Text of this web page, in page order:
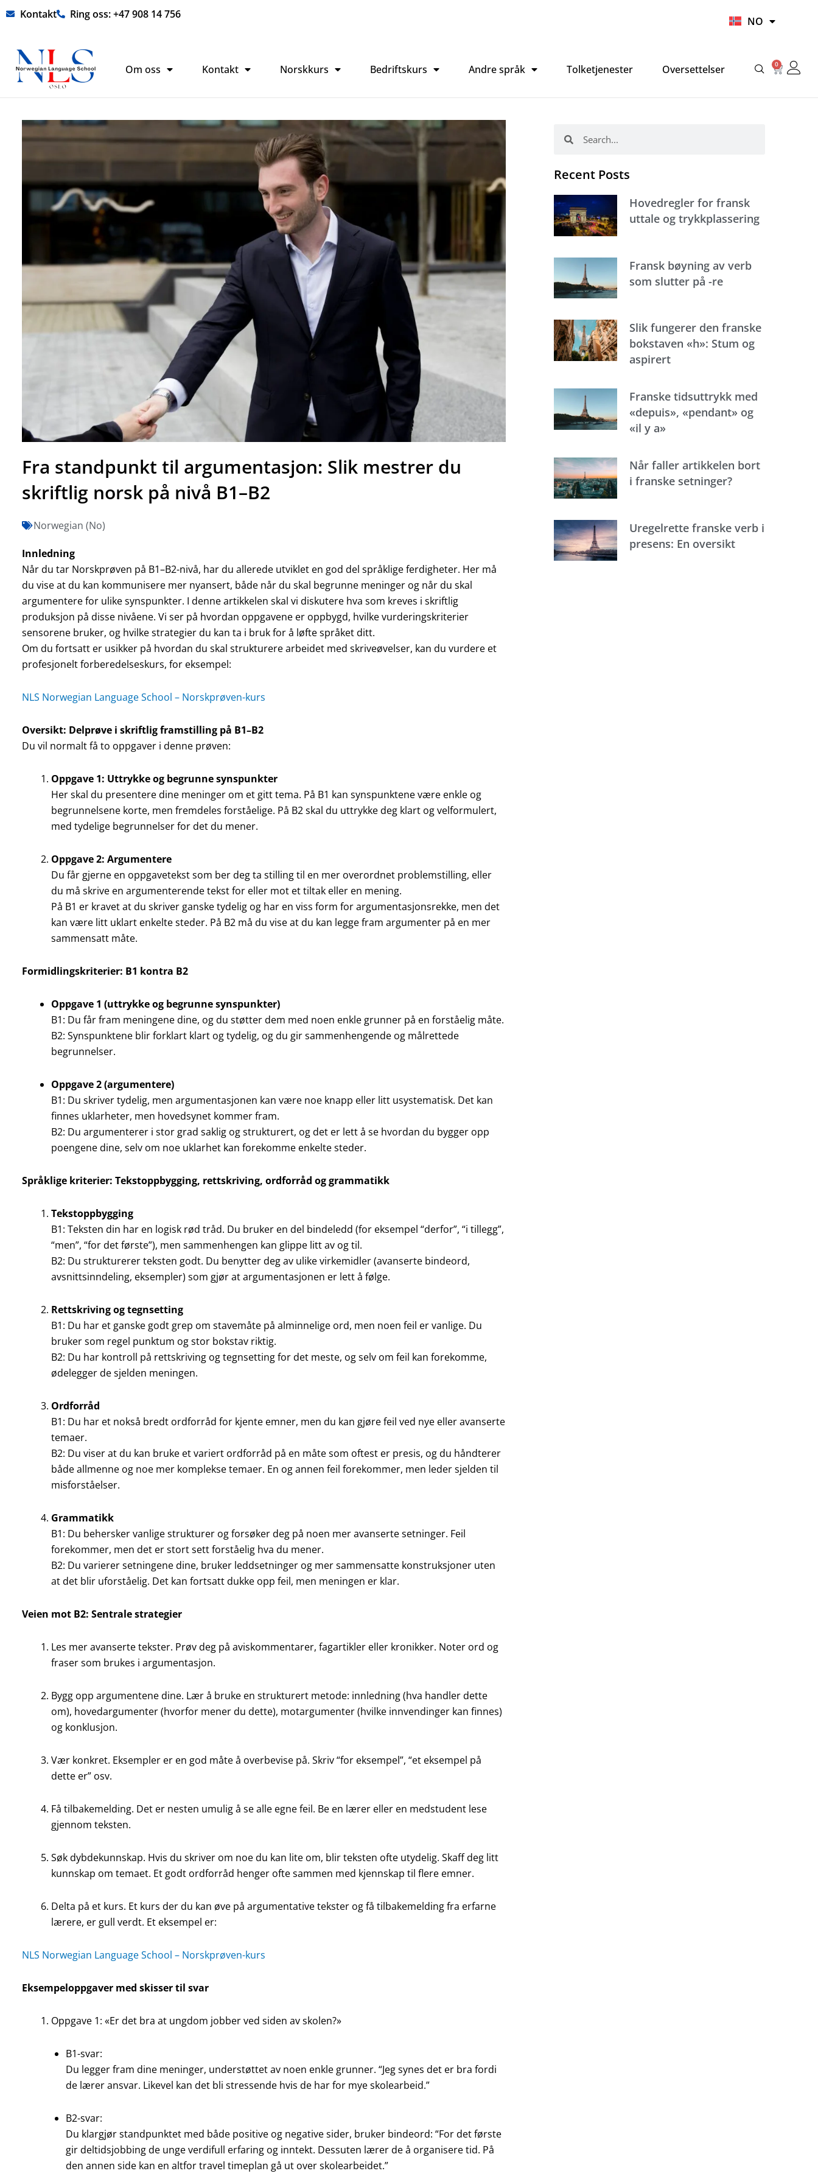
Hopp
innholdet
Kontakt Ring oss: +47 908 14 756
NO
HI
Om oss Kontakt Norskkurs Bedriftskurs Andre språk Tolketjenester Oversettelser 0
Fra standpunkt til argumentasjon: Slik mestrer du
skriftlig norsk på nivå B1–B2
Norwegian (No)
Innledning
Når du tar Norskprøven på B1–B2-nivå, har du allerede utviklet en god del språklige ferdigheter. Her må
du vise at du kan kommunisere mer nyansert, både når du skal begrunne meninger og når du skal
argumentere for ulike synspunkter. I denne artikkelen skal vi diskutere hva som kreves i skriftlig
produksjon på disse nivåene. Vi ser på hvordan oppgavene er oppbygd, hvilke vurderingskriterier
sensorene bruker, og hvilke strategier du kan ta i bruk for å løfte språket ditt.
Om du fortsatt er usikker på hvordan du skal strukturere arbeidet med skriveøvelser, kan du vurdere et
profesjonelt forberedelseskurs, for eksempel:
NLS Norwegian Language School – Norskprøven-kurs
Oversikt: Delprøve i skriftlig framstilling på B1–B2
Du vil normalt få to oppgaver i denne prøven:
Oppgave 1: Uttrykke og begrunne synspunkter
Her skal du presentere dine meninger om et gitt tema. På B1 kan synspunktene være enkle og
begrunnelsene korte, men fremdeles forståelige. På B2 skal du uttrykke deg klart og velformulert,
med tydelige begrunnelser for det du mener.
Oppgave 2: Argumentere
Du får gjerne en oppgavetekst som ber deg ta stilling til en mer overordnet problemstilling, eller
du må skrive en argumenterende tekst for eller mot et tiltak eller en mening.
På B1 er kravet at du skriver ganske tydelig og har en viss form for argumentasjonsrekke, men det
kan være litt uklart enkelte steder. På B2 må du vise at du kan legge fram argumenter på en mer
sammensatt måte.
Formidlingskriterier: B1 kontra B2
Oppgave 1 (uttrykke og begrunne synspunkter)
B1: Du får fram meningene dine, og du støtter dem med noen enkle grunner på en forståelig måte.
B2: Synspunktene blir forklart klart og tydelig, og du gir sammenhengende og målrettede
begrunnelser.
Oppgave 2 (argumentere)
B1: Du skriver tydelig, men argumentasjonen kan være noe knapp eller litt usystematisk. Det kan
finnes uklarheter, men hovedsynet kommer fram.
B2: Du argumenterer i stor grad saklig og strukturert, og det er lett å se hvordan du bygger opp
poengene dine, selv om noe uklarhet kan forekomme enkelte steder.
Språklige kriterier: Tekstoppbygging, rettskriving, ordforråd og grammatikk
Tekstoppbygging
B1: Teksten din har en logisk rød tråd. Du bruker en del bindeledd (for eksempel “derfor”, “i tillegg”,
“men”, “for det første”), men sammenhengen kan glippe litt av og til.
B2: Du strukturerer teksten godt. Du benytter deg av ulike virkemidler (avanserte bindeord,
avsnittsinndeling, eksempler) som gjør at argumentasjonen er lett å følge.
Rettskriving og tegnsetting
B1: Du har et ganske godt grep om stavemåte på alminnelige ord, men noen feil er vanlige. Du
bruker som regel punktum og stor bokstav riktig.
B2: Du har kontroll på rettskriving og tegnsetting for det meste, og selv om feil kan forekomme,
ødelegger de sjelden meningen.
Ordforråd
B1: Du har et nokså bredt ordforråd for kjente emner, men du kan gjøre feil ved nye eller avanserte
temaer.
B2: Du viser at du kan bruke et variert ordforråd på en måte som oftest er presis, og du håndterer
både allmenne og noe mer komplekse temaer. En og annen feil forekommer, men leder sjelden til
misforståelser.
Grammatikk
B1: Du behersker vanlige strukturer og forsøker deg på noen mer avanserte setninger. Feil
forekommer, men det er stort sett forståelig hva du mener.
B2: Du varierer setningene dine, bruker leddsetninger og mer sammensatte konstruksjoner uten
at det blir uforståelig. Det kan fortsatt dukke opp feil, men meningen er klar.
Veien mot B2: Sentrale strategier
Les mer avanserte tekster. Prøv deg på aviskommentarer, fagartikler eller kronikker. Noter ord og
fraser som brukes i argumentasjon.
Bygg opp argumentene dine. Lær å bruke en strukturert metode: innledning (hva handler dette
om), hovedargumenter (hvorfor mener du dette), motargumenter (hvilke innvendinger kan finnes)
og konklusjon.
Vær konkret. Eksempler er en god måte å overbevise på. Skriv “for eksempel”, “et eksempel på
dette er” osv.
Få tilbakemelding. Det er nesten umulig å se alle egne feil. Be en lærer eller en medstudent lese
gjennom teksten.
Søk dybdekunnskap. Hvis du skriver om noe du kan lite om, blir teksten ofte utydelig. Skaff deg litt
kunnskap om temaet. Et godt ordforråd henger ofte sammen med kjennskap til flere emner.
Delta på et kurs. Et kurs der du kan øve på argumentative tekster og få tilbakemelding fra erfarne
lærere, er gull verdt. Et eksempel er:
NLS Norwegian Language School – Norskprøven-kurs
Eksempeloppgaver med skisser til svar
Oppgave 1: «Er det bra at ungdom jobber ved siden av skolen?»
B1-svar:
Du legger fram dine meninger, understøttet av noen enkle grunner. “Jeg synes det er bra fordi
de lærer ansvar. Likevel kan det bli stressende hvis de har for mye skolearbeid.”
B2-svar:
Du klargjør standpunktet med både positive og negative sider, bruker bindeord: “For det første
gir deltidsjobbing de unge verdifull erfaring og inntekt. Dessuten lærer de å organisere tid. På
den annen side kan en altfor travel timeplan gå ut over skolearbeidet.”
Recent Posts
Hovedregler for fransk
uttale og trykkplassering
Fransk bøyning av verb
som slutter på -re
Slik fungerer den franske
bokstaven «h»: Stum og
aspirert
Franske tidsuttrykk med
«depuis», «pendant» og
«il y a»
Når faller artikkelen bort
i franske setninger?
Uregelrette franske verb i
presens: En oversikt